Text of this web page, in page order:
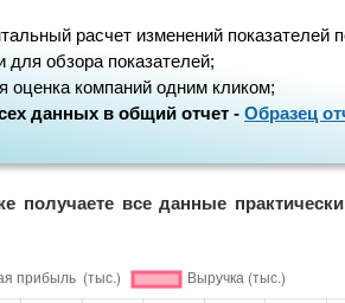
расчет изменений показателей
для обзора показателей;
оценка компаний одним кликом;
данных в общий отчет - Образец
получаете все данные